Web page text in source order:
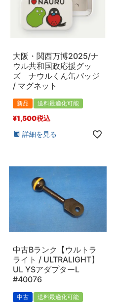
在庫なし商品を表示しない
商品番号/JANコード
予約商品
予約商品のみを表示
並び順
新着順
価格が安い順
キーワードヒット順
大阪・関西万博2025/ナ
ウル共和国政応援グッ
ズ ナウルくん缶バッジ
/ マグネット
新品 送料最適化可能
¥1,500税込
詳細を見る
中古Bランク【ウルトラ
ライト / ULTRALIGHT】
UL YSアダプターL
#40076
中古 送料最適化可能